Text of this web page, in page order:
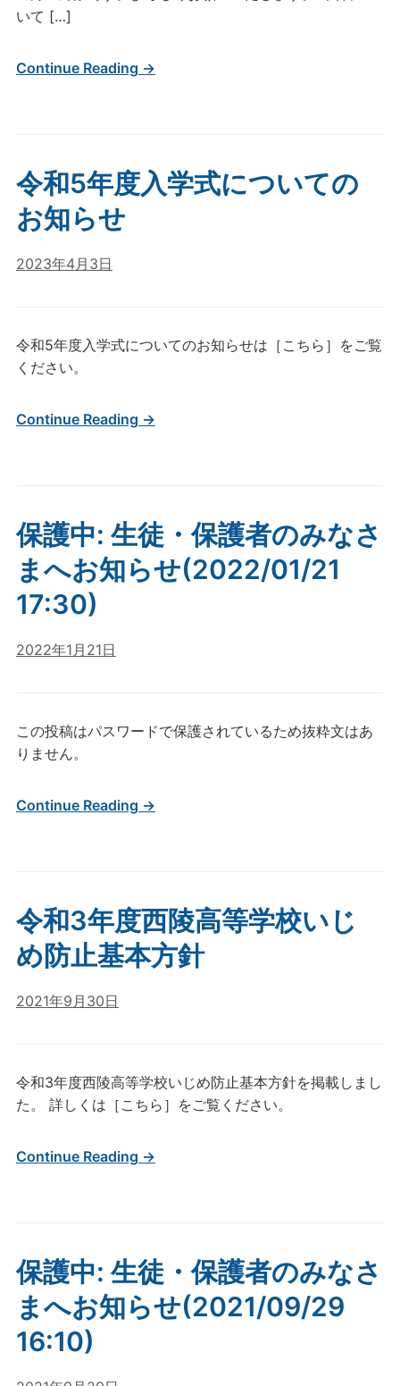
いて […]
Continue Reading →
令和5年度入学式についての
お知らせ
2023年4月3日
令和5年度入学式についてのお知らせは［こちら］をご覧
ください。
Continue Reading →
保護中: 生徒・保護者のみなさ
まへお知らせ(2022/01/21
17:30)
2022年1月21日
この投稿はパスワードで保護されているため抜粋文はあ
りません。
Continue Reading →
令和3年度西陵高等学校いじ
め防止基本方針
2021年9月30日
令和3年度西陵高等学校いじめ防止基本方針を掲載しまし
た。 詳しくは［こちら］をご覧ください。
Continue Reading →
保護中: 生徒・保護者のみなさ
まへお知らせ(2021/09/29
16:10)